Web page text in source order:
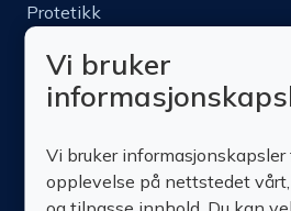
Protetikk
Roterende
Nettbutikk
Produktinfo
Om oss
Kontakt oss
Vi bruker
Vi bruker
opplevelse på nettstedet